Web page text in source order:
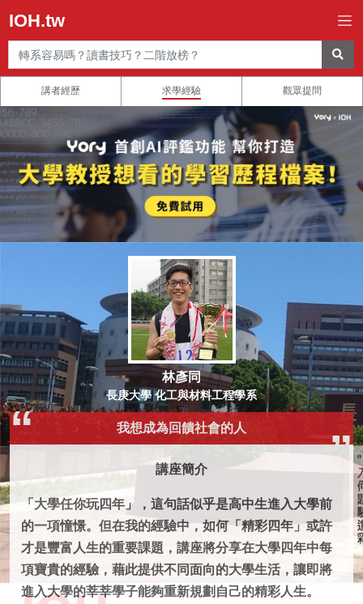
IOH.tw
講者經歷 求學經驗 觀眾提問
林彥同
長庚大學 化工與材料工程學系
我想成為回饋社會的人
講座簡介
「大學任你玩四年」，這句話似乎是高中生進入大學前
的一項憧憬。但在我的經驗中，如何「精彩四年」或許
才是豐富人生的重要課題，講座將分享在大學四年中每
項寶貴的經驗，藉此提供不同面向的大學生活，讓即將
進入大學的莘莘學子能夠重新規劃自己的精彩人生。